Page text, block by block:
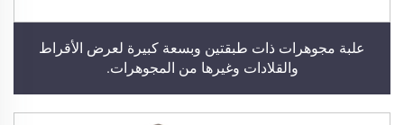
علبة مجوهرات ذات طبقتين وبسعة كبيرة لعرض الأقراط
والقلادات وغيرها من المجوهرات.